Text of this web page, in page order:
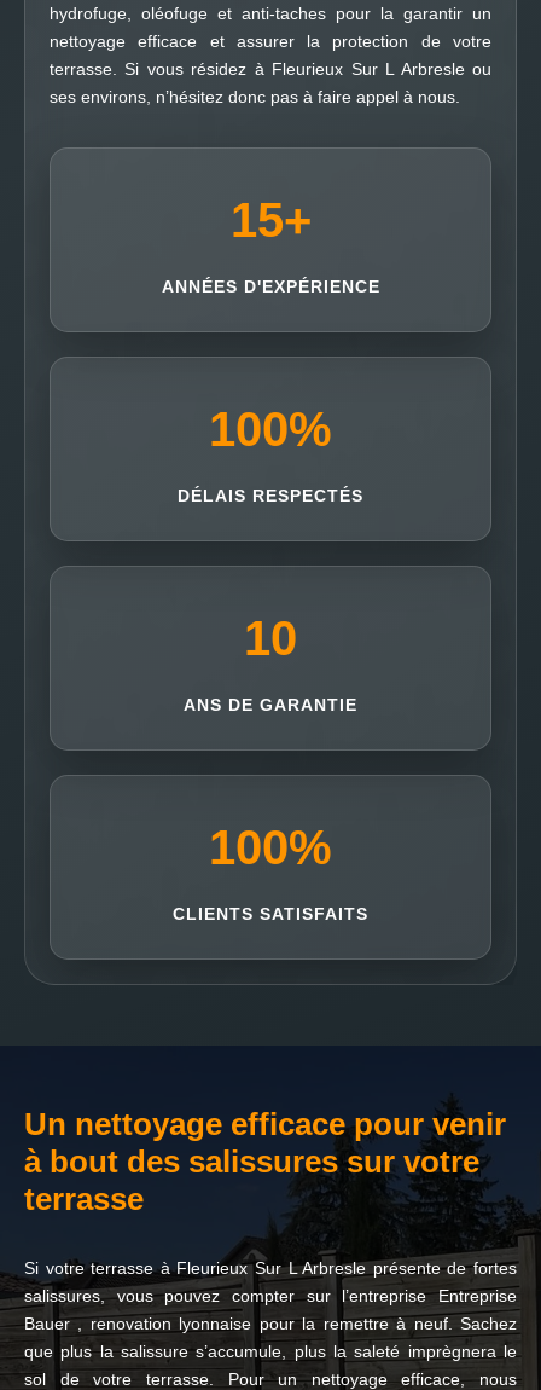
hydrofuge, oléofuge et anti-taches pour la garantir un
nettoyage efficace et assurer la protection de votre
terrasse. Si vous résidez à Fleurieux Sur L Arbresle ou
ses environs, n’hésitez donc pas à faire appel à nous.
15+
ANNÉES D'EXPÉRIENCE
100%
DÉLAIS RESPECTÉS
10
ANS DE GARANTIE
100%
CLIENTS SATISFAITS
Un nettoyage efficace pour venir
à bout des salissures sur votre
terrasse
Si votre terrasse à Fleurieux Sur L Arbresle présente de fortes
salissures, vous pouvez compter sur l’entreprise Entreprise
Bauer , renovation lyonnaise pour la remettre à neuf. Sachez
que plus la salissure s’accumule, plus la saleté imprègnera le
sol de votre terrasse. Pour un nettoyage efficace, nous